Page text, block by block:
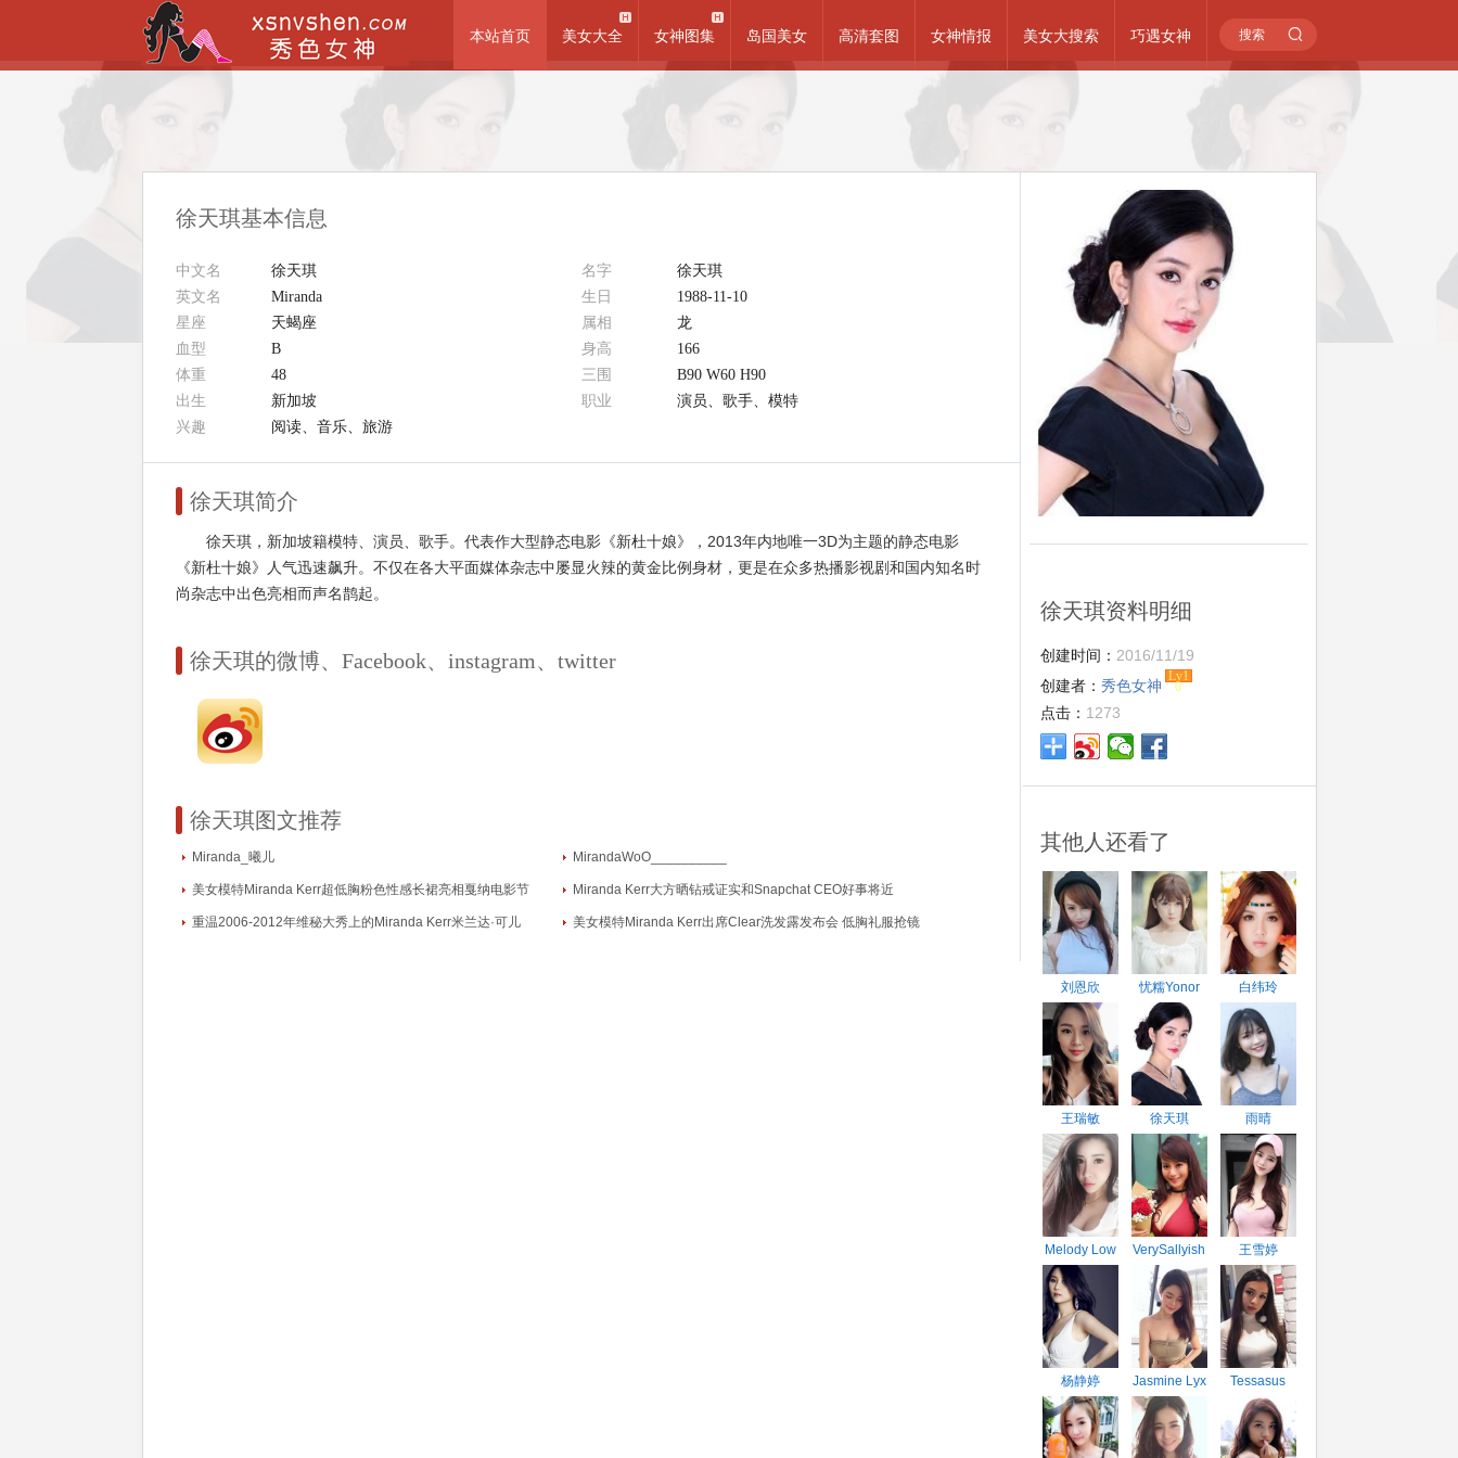
本站首页 美女大全 女神图集 岛国美女 高清套图 女神情报 美女大搜索 巧遇女神
徐天琪基本信息
中文名 徐天琪 名字
徐天琪
英文名
Miranda 生日
1988-11-10
星座
天蝎座 属相
龙
血型
B 身高
166
体重
48 三围
B90 W60 H90
出生
新加坡 职业
演员、歌手、模特
兴趣
阅读、音乐、旅游
徐天琪简介
徐天琪，新加坡籍模特、演员、歌手。代表作大型静态电影《新杜十娘》，2013年内地唯一3D为主题的静态电影
《新杜十娘》人气迅速飙升。不仅在各大平面媒体杂志中屡显火辣的黄金比例身材，更是在众多热播影视剧和国内知名时
尚杂志中出色亮相而声名鹊起。
徐天琪的微博、Facebook、instagram、twitter
徐天琪图文推荐
Miranda_曦儿 MirandaWoO__________
美女模特Miranda Kerr超低胸粉色性感长裙亮相戛纳电影节 Miranda Kerr大方晒钻戒证实和Snapchat CEO好事将近
重温2006-2012年维秘大秀上的Miranda Kerr米兰达·可儿 美女模特Miranda Kerr出席Clear洗发露发布会 低胸礼服抢镜
徐天琪资料明细
创建时间： 2016/11/19
创建者： 秀色女神
Lv1
0
点击： 1273
其他人还看了
刘恩欣 忧糯Yonor 白纬玲
王瑞敏 徐天琪 雨晴
Melody Low VerySallyish 王雪婷
杨静婷 Jasmine Lyx Tessasus